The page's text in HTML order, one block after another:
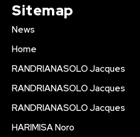
Sitemap
News
Home
RANDRIANASOLO Jacques
RANDRIANASOLO Jacques
RANDRIANASOLO Jacques
HARIMISA Noro